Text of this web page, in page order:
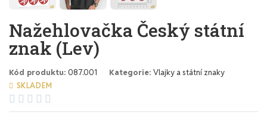
Nažehlovačka Český státní
znak (Lev)
Kód produktu 087.001 Kategorie Vlajky a státní znaky
SKLADEM
    